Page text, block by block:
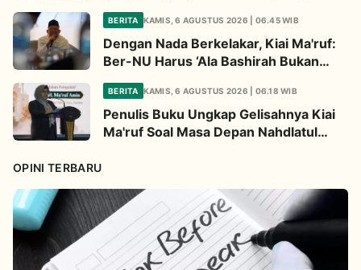
BERITA KAMIS, 6 AGUSTUS 2026 | 06.45 WIB
Dengan Nada Berkelakar, Kiai Ma'ruf:
Ber-NU Harus ‘Ala Bashirah Bukan
Bisyarah
BERITA KAMIS, 6 AGUSTUS 2026 | 06.18 WIB
Penulis Buku Ungkap Gelisahnya Kiai
Ma'ruf Soal Masa Depan Nahdlatul
OPINI TERBARU